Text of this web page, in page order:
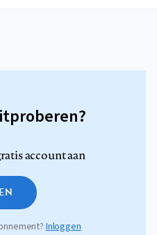
account aan
Inloggen